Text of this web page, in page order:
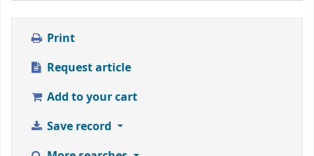
Print
Request article
Add to your cart
Save record